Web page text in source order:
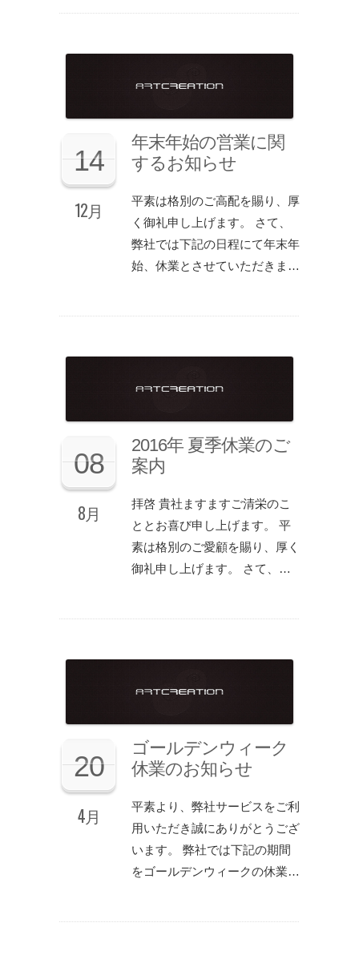
14
12月
年末年始の営業に関
するお知らせ
平素は格別のご高配を賜り、厚
く御礼申し上げます。 さて、
弊社では下記の日程にて年末年
始、休業とさせていただきま…
08
8月
2016年 夏季休業のご
案内
拝啓 貴社ますますご清栄のこ
ととお喜び申し上げます。 平
素は格別のご愛顧を賜り、厚く
御礼申し上げます。 さて、…
20
4月
ゴールデンウィーク
休業のお知らせ
平素より、弊社サービスをご利
用いただき誠にありがとうござ
います。 弊社では下記の期間
をゴールデンウィークの休業…